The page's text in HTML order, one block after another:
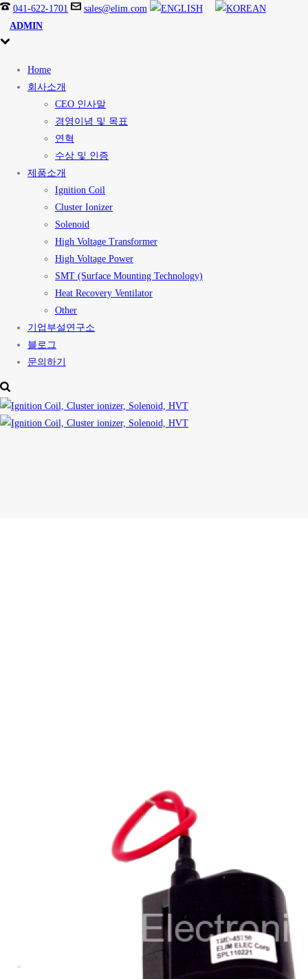
041-622-1701
sales@elim.com
ADMIN
Home
회사소개
CEO 인사말
경영이념 및 목표
연혁
수상 및 인증
제품소개
Ignition Coil
Cluster Ionizer
Solenoid
High Voltage Transformer
High Voltage Power
SMT (Surface Mounting Technology)
Heat Recovery Ventilator
Other
기업부설연구소
블로그
문의하기